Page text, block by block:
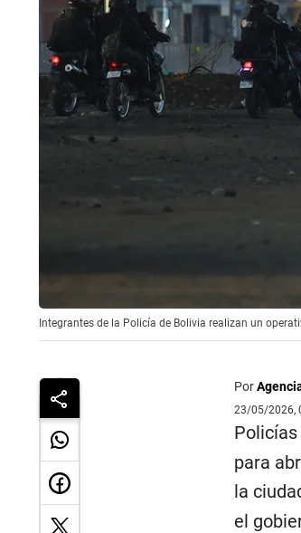
Integrantes de la Policía de Bolivia realizan un
Por
23/05/2026,
para
la
el